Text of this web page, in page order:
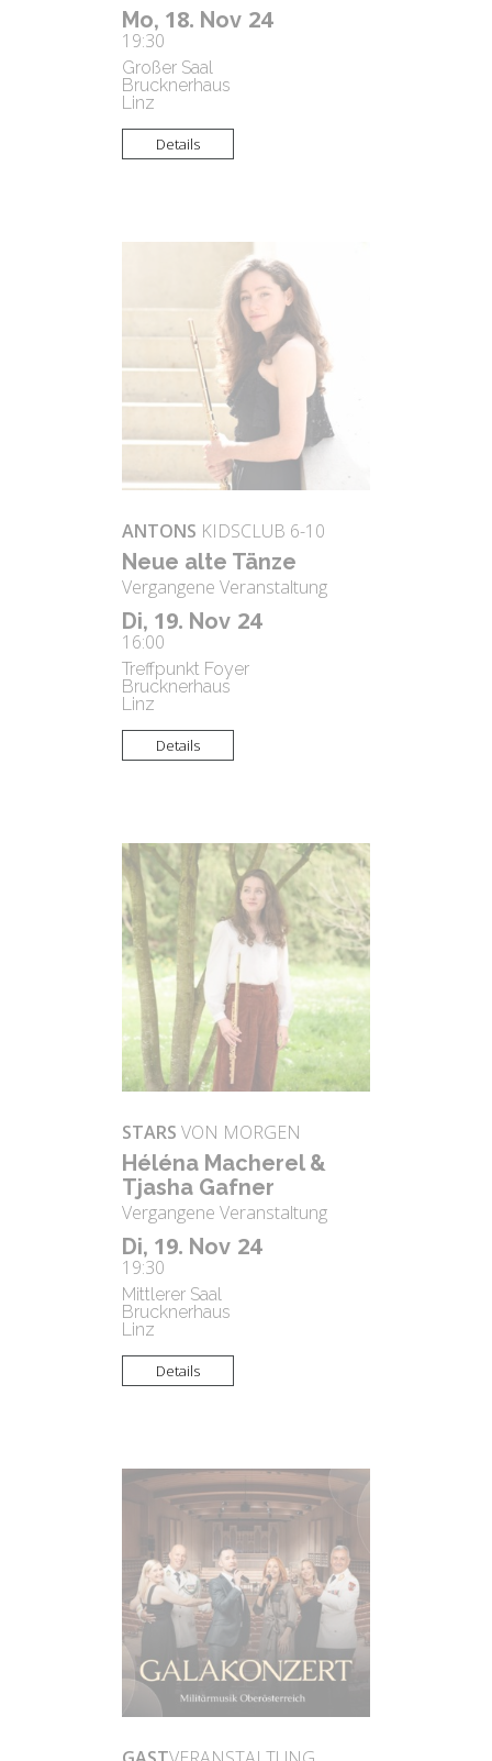
Mo, 18. Nov 24
19:30
Großer Saal
Brucknerhaus
Linz
Details
Di, 19. Nov 24
16:00
Treffpunkt Foyer
Brucknerhaus
Linz
ANTONS KIDSCLUB 6-10
Neue alte Tänze
Vergangene Veranstaltung
Details
Di, 19. Nov 24
19:30
Mittlerer Saal
Brucknerhaus
Linz
STARS VON MORGEN
Hé­lé­na Ma­che­rel &
Tja­sha Gaf­ner
Vergangene Veranstaltung
Details